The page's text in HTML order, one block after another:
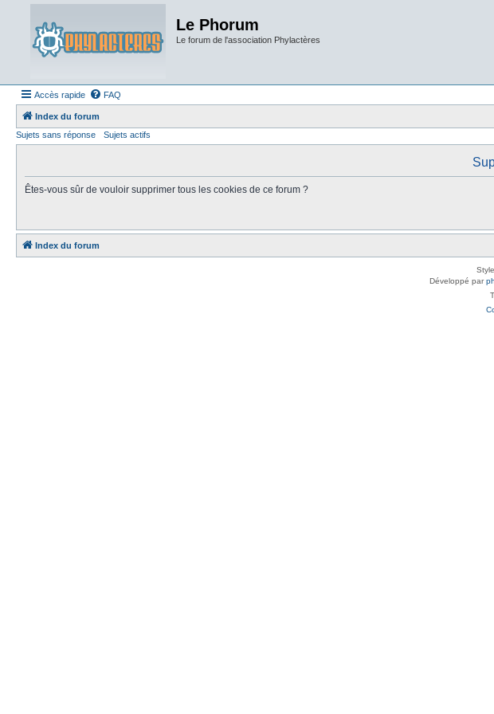
Le Phorum
Le forum de l'association Phylactères
Accès rapide FAQ
Index du forum
Sujets sans réponse
Sujets actifs
Êtes-vous sûr de vouloir supprimer tous les cookies de ce forum ?
Index du forum
Développé par